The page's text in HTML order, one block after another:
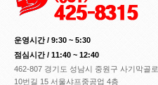
운영시간 / 9:30 ~ 5:30
점심시간 / 11:40 ~ 12:40
462-807 경기도 성남시 중원구 사기막골로
10번길 15 서울샤프중공업 4층